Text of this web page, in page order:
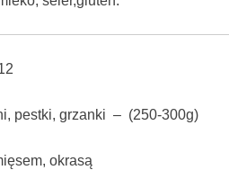
pestki, grzanki – (250-300g)
okrasą